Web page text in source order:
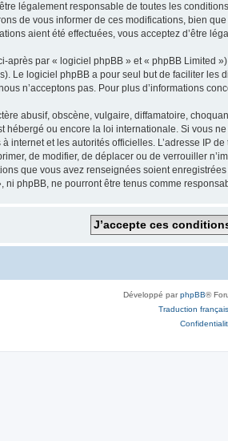
légalement responsable de toutes les
de vous informer de ces modifications, bien
aient été effectuées, vous acceptez d’être
après par « logiciel phpBB » et « phpBB Limited
Le logiciel phpBB a pour seul but de faciliter les
n’acceptons pas. Pour plus d’informations
abusif, obscène, vulgaire, diffamatoire,
hébergé ou encore la loi internationale. Si vous
internet et les autorités officielles. L’adresse IP
de modifier, de déplacer ou de verrouiller
que vous avez renseignées soient
ni phpBB, ne pourront être tenus comme
Développé parphpBB®
Traduction